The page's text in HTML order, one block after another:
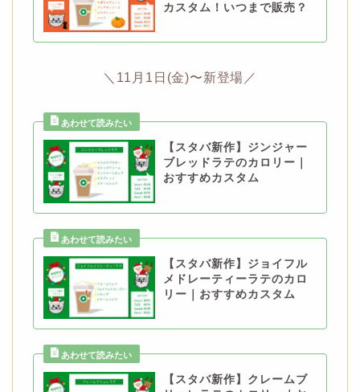
カスタム！いつまで販売？
＼11月1日(金)〜新登場／
【スタバ新作】ジンジャー
ブレッドラテのカロリー｜
おすすめカスタム
【スタバ新作】ジョイフル
メドレーティーラテのカロ
リー｜おすすめカスタム
【スタバ新作】クレームブ